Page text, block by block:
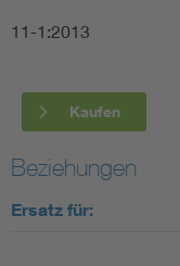
DKE
Blitzschutz: DIN EN
Circular Economy
11-1:2013
Kaufen
Beziehungen
Ersatz für: